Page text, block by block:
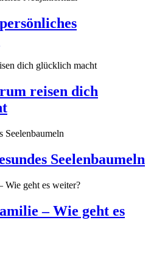
reisen dich
Seelenbaumeln
– Wie geht es